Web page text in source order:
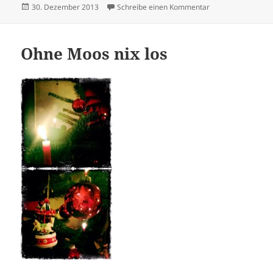
Veröffentlicht
30. Dezember 2013 Schreibe einen Kommentarzu Der letzte
Ohne Moos nix los